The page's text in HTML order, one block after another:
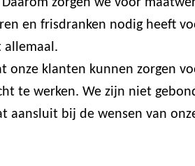
zorgen we voor
en frisdranken nodig heeft
allemaal.
klanten kunnen zorgen
te werken. We zijn niet
aansluit bij de wensen van